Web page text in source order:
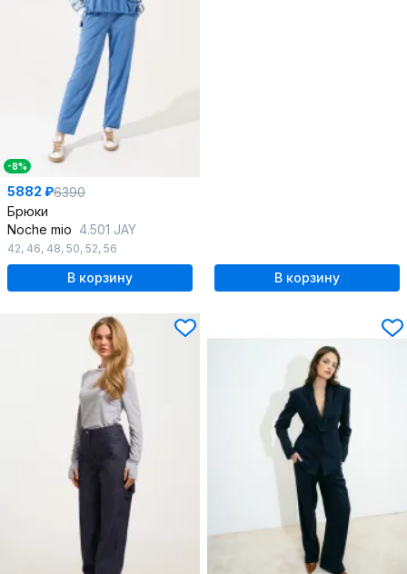
-8%
5882 ₽6390
Брюки
Noche mio 4.501 JAY
42, 46, 48, 50, 52, 56
В корзину В корзину